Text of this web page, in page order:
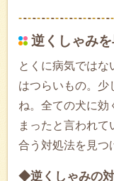
逆くしゃみ
とくに病気ではな
はつらいもの。少
ね。全ての犬に効
まったと言われて
合う対処法を見つ
◆逆くしゃみの